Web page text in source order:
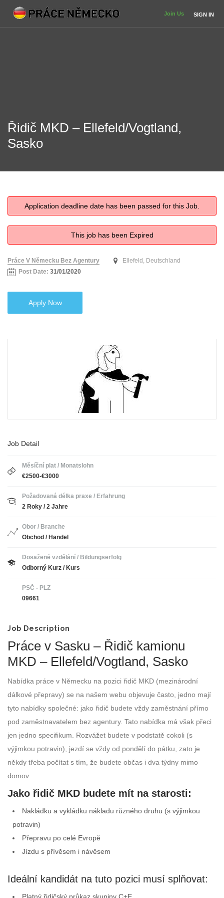
Join Us SIGN IN
Řidič MKD – Ellefeld/Vogtland,
Sasko
Application deadline date has been passed for this Job.
This job has been Expired
Práce V Německu Bez Agentury
Ellefeld, Deutschland
Post Date: 31/01/2020
Apply Now
Job Detail
Měsíční plat / Monatslohn
€2500-€3000
Požadovaná délka praxe / Erfahrung
2 Roky / 2 Jahre
Obor / Branche
Obchod / Handel
Dosažené vzdělání / Bildungserfolg
Odborný Kurz / Kurs
PSČ - PLZ
09661
Job Description
Práce v Sasku – Řidič kamionu
MKD – Ellefeld/Vogtland, Sasko
Nabídka práce v Německu na pozici řidič MKD (mezinárodní
dálkové přepravy) se na našem webu objevuje často, jedno mají
tyto nabídky společné: jako řidič budete vždy zaměstnání přímo
pod zaměstnavatelem bez agentury. Tato nabídka má však přeci
jen jedno specifikum. Rozvážet budete v podstatě cokoli (s
výjimkou potravin), jezdí se vždy od pondělí do pátku, zato je
někdy třeba počítat s tím, že budete občas i dva týdny mimo
domov.
Jako řidič MKD budete mít na starosti:
Nakládku a vykládku nákladu různého druhu (s výjimkou
potravin)
Přepravu po celé Evropě
Jízdu s přívěsem i návěsem
Ideální kandidát na tuto pozici musí splňovat: